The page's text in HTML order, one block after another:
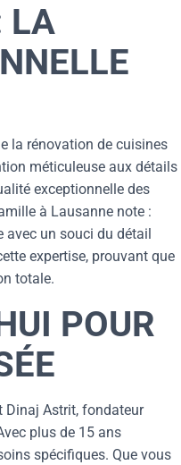
LA
la rénovation de cuisines
méticuleuse aux détails
exceptionnelle des
à Lausanne note :
avec un souci du détail
expertise, prouvant que
totale.
POUR
Dinaj Astrit, fondateur
plus de 15 ans
spécifiques. Que vous